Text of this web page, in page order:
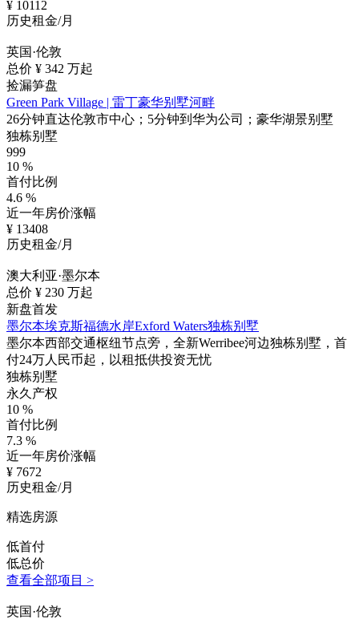
¥ 10112
历史租金/月
英国·伦敦
总价 ¥ 342 万起
捡漏笋盘
Green Park Village | 雷丁豪华别墅河畔
26分钟直达伦敦市中心；5分钟到华为公司；豪华湖景别墅
独栋别墅
999
10 %
首付比例
4.6 %
近一年房价涨幅
¥ 13408
历史租金/月
澳大利亚·墨尔本
总价 ¥ 230 万起
新盘首发
墨尔本埃克斯福德水岸Exford Waters独栋别墅
墨尔本西部交通枢纽节点旁，全新Werribee河边独栋别墅，首
付24万人民币起，以租抵供投资无忧
独栋别墅
永久产权
10 %
首付比例
7.3 %
近一年房价涨幅
¥ 7672
历史租金/月
精选房源
低首付
低总价
查看全部项目 >
英国·伦敦